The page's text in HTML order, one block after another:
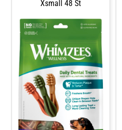
Xsmall 48 St